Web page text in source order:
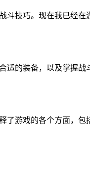
斗技巧。现在我已经在
适的装备，以及掌握战
了游戏的各个方面，包